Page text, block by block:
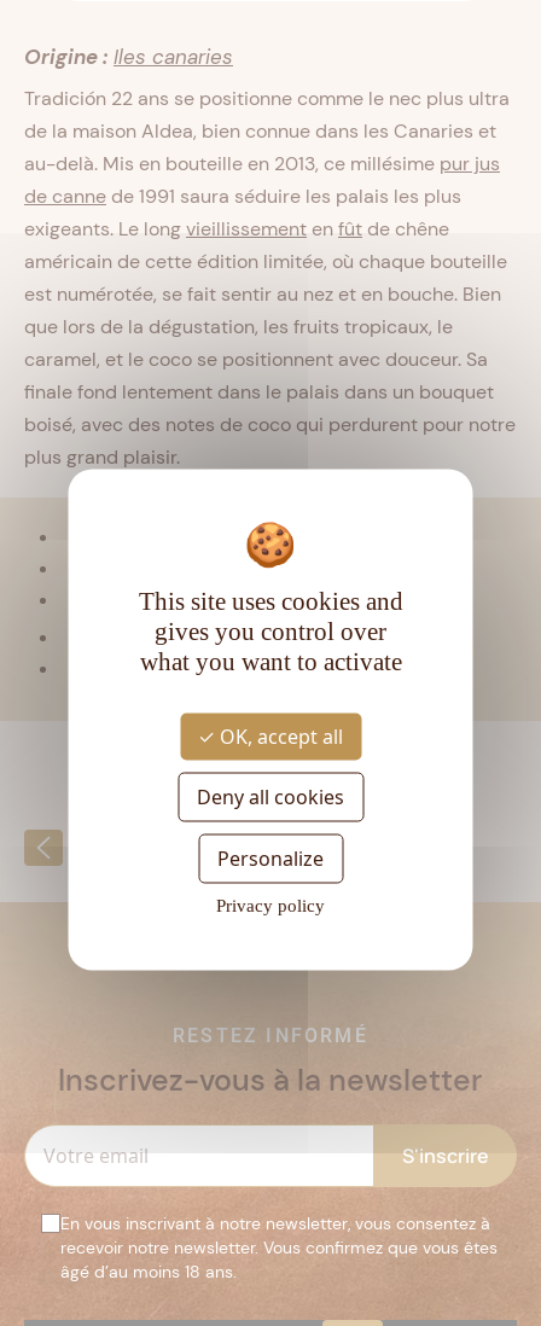
Origine : Iles canaries
Tradición 22 ans se positionne comme le nec plus ultra
de la maison Aldea, bien connue dans les Canaries et
au-delà. Mis en bouteille en 2013, ce millésime pur jus
de canne de 1991 saura séduire les palais les plus
exigeants. Le longvieillissement enfût de chêne
américain de cette édition limitée, où chaque bouteille
est numérotée, se fait sentir au nez et en bouche. Bien
que lors de la dégustation, les fruits tropicaux, le
caramel, et le coco se positionnent avec douceur. Sa
finale fond lentement dans le palais dans un bouquet
boisé, avec des notes de coco qui perdurent pour notre
plus grand plaisir.
Tropical
Pur jus de canne
Type de rhum :Très vieux
Contenance :70CL
Degré d'alcool :42°
Retour à la liste
RESTEZ INFORMÉ
Inscrivez-vous à la newsletter
En vous inscrivant à notre newsletter, vous consentez à
recevoir notre newsletter. Vous confirmez que vous êtes
âgé d’au moins 18 ans.
This site uses cookies and
gives you control over
what you want to activate
OK, accept all
Deny all cookies
Personalize
Privacy policy